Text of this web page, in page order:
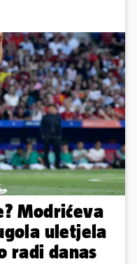
Modrićeva
uletjela
radi danas